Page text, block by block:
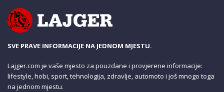
SVE PRAVE INFORMACIJE NA JEDNOM MJESTU.
Lajger.com je vaše mjesto za pouzdane i provjerene informacije:
lifestyle, hobi, sport, tehnologija, zdravlje, automoto i još mnogo toga
na jednom mjestu.